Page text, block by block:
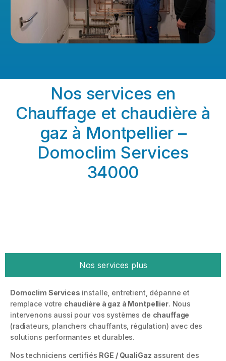
Nos services en
Chauffage et chaudière à
gaz à Montpellier –
Domoclim Services
34000
Nos services plus
Domoclim Services installe, entretient, dépanne et
remplace votre chaudière à gaz à Montpellier. Nous
intervenons aussi pour vos systèmes de chauffage
(radiateurs, planchers chauffants, régulation) avec des
solutions performantes et durables.
Nos techniciens certifiés RGE / QualiGaz assurent des